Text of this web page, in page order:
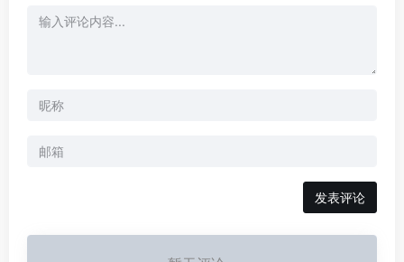
发表评论